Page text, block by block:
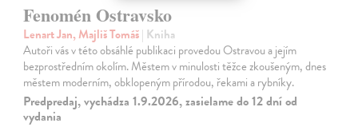
Fenomén Ostravsko
Lenart Jan, Majliš Tomáš| Kniha
Autoři vás v této obsáhlé publikaci provedou Ostravou a jejím
bezprostředním okolím. Městem v minulosti těžce zkoušeným, dnes
městem moderním, obklopeným přírodou, řekami a rybníky.
Predpredaj, vychádza 1.9.2026, zasielame do 12 dní od
vydania